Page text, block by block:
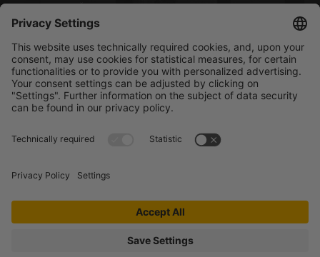
PODRŠKA
BROŠURE
PRODAJNI PREDSTAVNICI
YouTube